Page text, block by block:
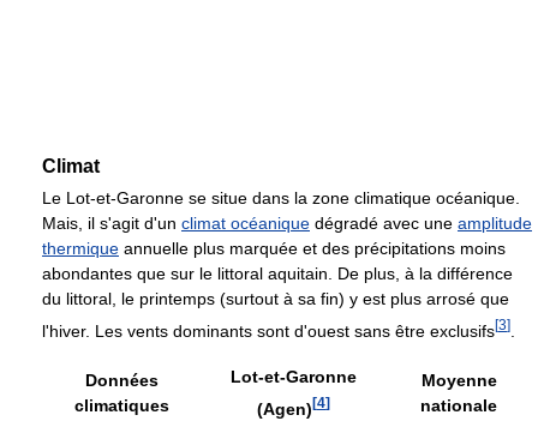
Climat
Le Lot-et-Garonne se situe dans la zone climatique océanique.
Mais, il s'agit d'un climat océanique dégradé avec une amplitude
thermique annuelle plus marquée et des précipitations moins
abondantes que sur le littoral aquitain. De plus, à la différence
du littoral, le printemps (surtout à sa fin) y est plus arrosé que
l'hiver. Les vents dominants sont d'ouest sans être exclusifs[3]
Données
climatiques
Lot-et-Garonne
(Agen)[4]
Moyenne
nationale